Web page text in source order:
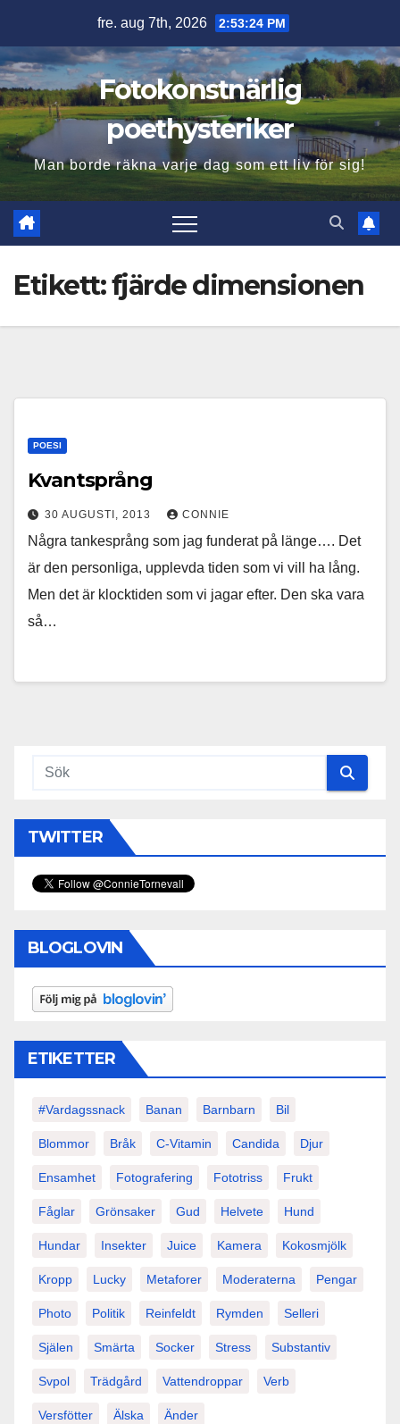
innehåll
fre. aug 7th, 2026 2:53:25 PM
Fotokonstnärlig
poethysteriker
Man borde räkna varje dag som ett liv för sig!
Etikett:fjärde dimensionen
POESI
Kvantsprång
30 AUGUSTI, 2013 CONNIE
Några tankesprång som jag funderat på länge…. Det
är den personliga, upplevda tiden som vi vill ha lång.
Men det är klocktiden som vi jagar efter. Den ska vara
så…
TWITTER
BLOGLOVIN
ETIKETTER
#vardagssnack Banan Barnbarn Bil
Blommor Bråk C-Vitamin Candida Djur
Ensamhet Fotografering Fototriss Frukt
Fåglar Grönsaker Gud Helvete Hund
Hundar Insekter Juice Kamera Kokosmjölk
Kropp Lucky Metaforer Moderaterna Pengar
Photo Politik Reinfeldt Rymden Selleri
Själen Smärta Socker Stress Substantiv
Svpol Trädgård Vattendroppar Verb
Versfötter Älska Änder